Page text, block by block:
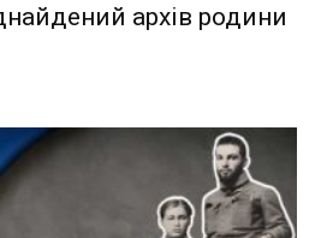
архів родини